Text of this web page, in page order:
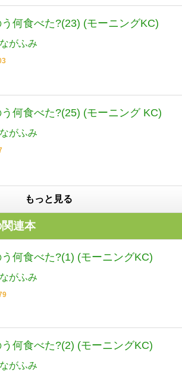
う何食べた?(23) (モーニングKC)
がふみ
う何食べた?(25) (モーニング KC)
がふみ
もっと見る
連本
う何食べた?(1) (モーニングKC)
がふみ
う何食べた?(2) (モーニングKC)
がふみ